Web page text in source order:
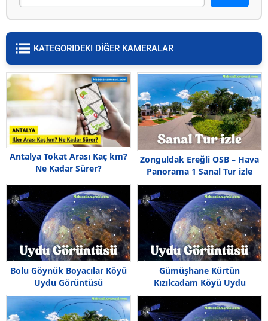
KATEGORIDEKI DİĞER KAMERALAR
Antalya Tokat Arası Kaç km?
Ne Kadar Sürer?
Zonguldak Ereğli OSB – Hava
Panorama 1 Sanal Tur izle
Bolu Göynük Boyacılar Köyü
Uydu Görüntüsü
Gümüşhane Kürtün
Kızılcadam Köyü Uydu
Görüntüsü